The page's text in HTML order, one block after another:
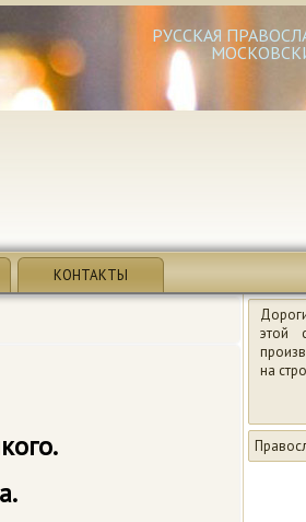
РУССКАЯ
КОНТАКТЫ
этой
на